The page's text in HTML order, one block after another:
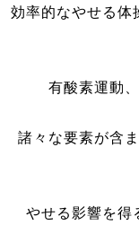
効率的なやせる体
有酸素運動
諸々な要素が含
やせる影響を得